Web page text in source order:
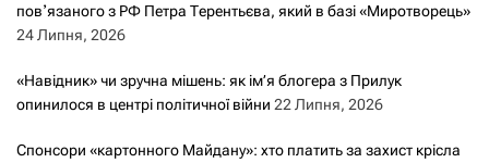
повʼязаного з РФ Петра Терентьєва, який в базі «Миротворець»
24 Липня, 2026
«Навідник» чи зручна мішень: як ім’я блогера з Прилук
опинилося в центрі політичної війни 22 Липня, 2026
Спонсори «картонного Майдану»: хто платить за захист крісла